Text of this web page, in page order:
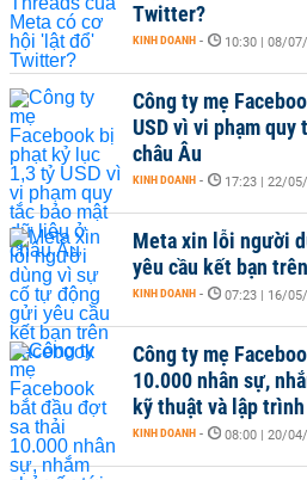
Twitter?
KINH DOANH - 10:30 | 08/
Công ty mẹ
USD vì vi phạm
châu Âu
KINH DOANH - 17:23 | 22/
Meta xin lỗi người
yêu cầu kết bạn
KINH DOANH - 07:23 | 16/
Công ty mẹ
10.000 nhân sự,
kỹ thuật và lập trình
KINH DOANH - 08:00 | 20/